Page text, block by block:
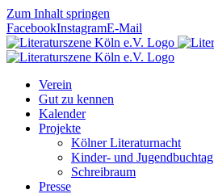
Zum Inhalt springen
FacebookInstagramE-Mail
Verein
Gut zu kennen
Kalender
Projekte
Kölner Literaturnacht
Kinder- und Jugendbuchtag
Schreibraum
Presse